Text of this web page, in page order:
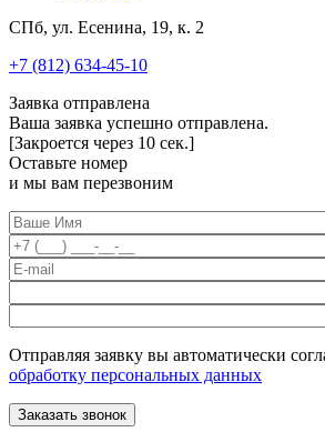
СПб, ул. Есенина, 19, к. 2
+7 (812) 634-45-10
Заявка отправлена
Ваша заявка успешно отправлена.
[Закроется через 10 сек.]
Оставьте номер
и мы вам перезвоним
Отправляя заявку вы автоматически
обработку персональных данных